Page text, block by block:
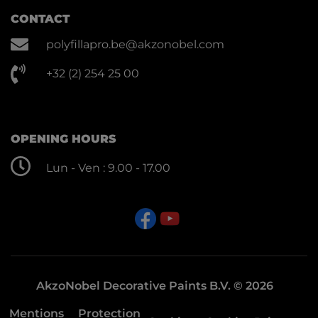
CONTACT
polyfillapro.be@akzonobel.com
+32 (2) 254 25 00
OPENING HOURS
Lun - Ven : 9.00 - 17.00
AkzoNobel Decorative Paints B.V. © 2026
Mentions Protection